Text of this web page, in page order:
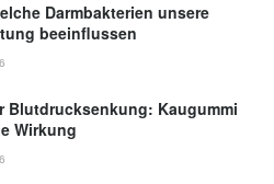
Darmbakterien unsere
beeinflussen
Blutdrucksenkung: Kaugummi
Wirkung